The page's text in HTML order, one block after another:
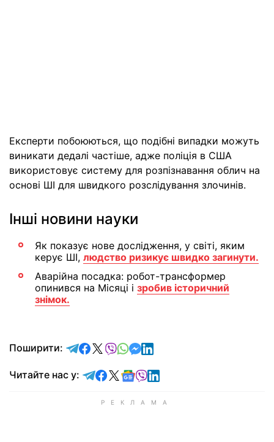
Експерти побоюються, що подібні випадки можуть
виникати дедалі частіше, адже поліція в США
використовує систему для розпізнавання облич на
основі ШІ для швидкого розслідування злочинів.
Інші новини науки
Як показує нове дослідження, у світі, яким
керує ШІ, людство ризикує швидко загинути.
Аварійна посадка: робот-трансформер
опинився на Місяці і зробив історичний
знімок.
Поширити: відправити у Telegram
поділитись у Facebook
поділитись у X
відправити у Viber
відправити у Whatsapp
відправити у Messenger
відправити у LinkedIn
Читайте нас у: Читайте у Telegram
Читайте у Facebook
Читайте у X
Читайте у Google news
Читайте у Viber
Читайте у LinkedIn